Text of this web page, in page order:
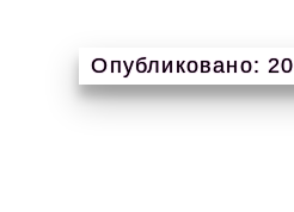
Опубликовано: